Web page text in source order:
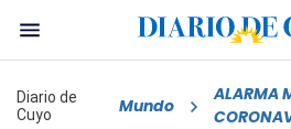
Diario de
Cuyo
Mundo
ALARMA